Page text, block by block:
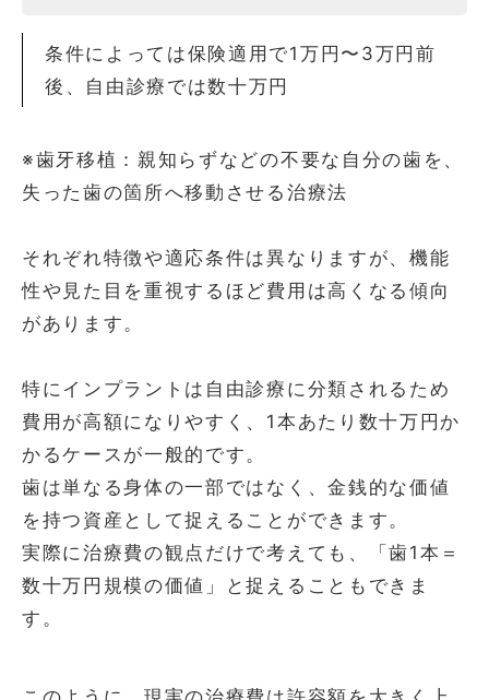
条件によっては保険適用で1万円〜3万円前
後、自由診療では数十万円
※歯牙移植：親知らずなどの不要な自分の歯を、
失った歯の箇所へ移動させる治療法
それぞれ特徴や適応条件は異なりますが、機能
性や見た目を重視するほど費用は高くなる傾向
があります。
特にインプラントは自由診療に分類されるため
費用が高額になりやすく、1本あたり数十万円か
かるケースが一般的です。
歯は単なる身体の一部ではなく、金銭的な価値
を持つ資産として捉えることができます。
実際に治療費の観点だけで考えても、「歯1本＝
数十万円規模の価値」と捉えることもできま
す。